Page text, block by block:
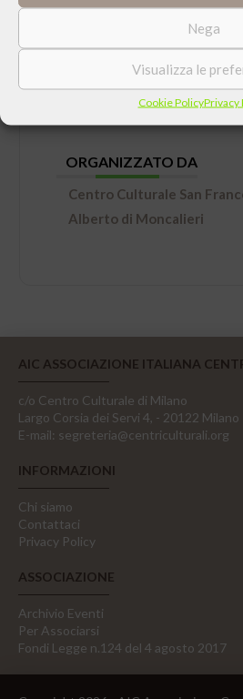
Nega
Visualizza le
Cookie PolicyPrivacy
Venerdì 21 Novembre 2025
LUOGO
Real Collegio di Moncalieri
ORGANIZZATO DA
Centro Culturale San
Alberto di Moncalieri
AIC ASSOCIAZIONE ITALIANA
c/o Centro Culturale di Milano
Largo Corsia dei Servi 4, - 20122 Milano
E-mail: segreteria@centriculturali.org
INFORMAZIONI
Chi siamo
Contattaci
Privacy Policy
ASSOCIAZIONE
Archivio Eventi
Per Associarsi
Fondi Legge n.124 del 4 agosto 2017